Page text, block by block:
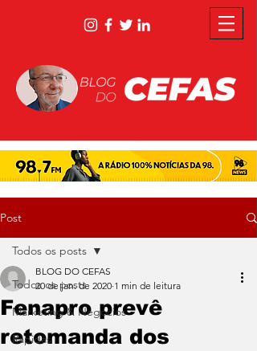
Post
Todos os posts
Marketing & Negócios
Rápidas
Todos os posts
Fenapro prevê
retomanda dos
BLOG DO CEFAS
20 de jan. de 2020 1 min de leitura